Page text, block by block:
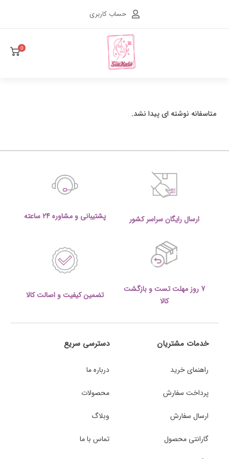
حساب کاربری
0
متاسفانه نوشته ای پیدا نشد.
ارسال رایگان سراسر کشور پشتیبانی و مشاوره 24 ساعته
7 روز مهلت تست و بازگشت
کالا
تضمین کیفیت و اصالت کالا
خدمات مشتریان
راهنمای خرید
پرداخت سفارش
ارسال سفارش
گارانتی محصول
دسترسی سریع
درباره ما
محصولات
وبلاگ
تماس با ما